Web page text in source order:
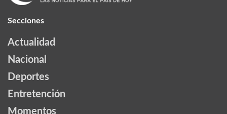
Secciones
Actualidad
Nacional
Deportes
Entretención
Momentos